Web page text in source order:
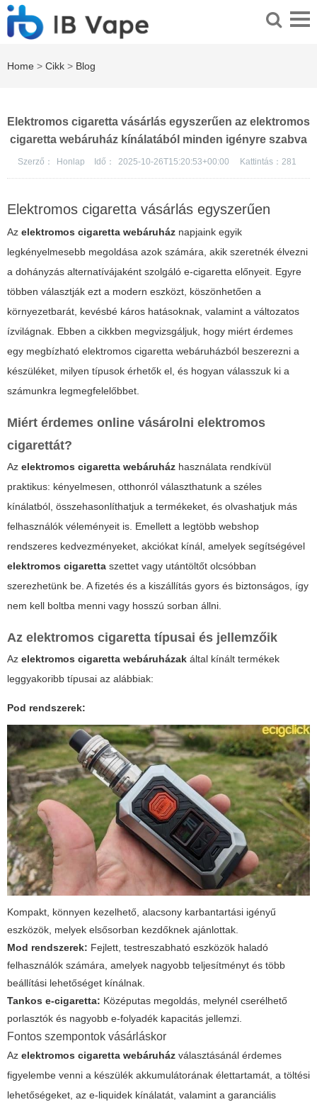
Home > Cikk > Blog
Elektromos cigaretta vásárlás egyszerűen az elektromos
cigaretta webáruház kínálatából minden igényre szabva
Szerző： Honlap Idő： 2025-10-26T15:20:53+00:00 Kattintás： 281
Elektromos cigaretta vásárlás egyszerűen
Az elektromos cigaretta webáruház napjaink egyik
legkényelmesebb megoldása azok számára, akik szeretnék élvezni
a dohányzás alternatívájaként szolgáló e-cigaretta előnyeit. Egyre
többen választják ezt a modern eszközt, köszönhetően a
környezetbarát, kevésbé káros hatásoknak, valamint a változatos
ízvilágnak. Ebben a cikkben megvizsgáljuk, hogy miért érdemes
egy megbízható elektromos cigaretta webáruházból beszerezni a
készüléket, milyen típusok érhetők el, és hogyan válasszuk ki a
számunkra legmegfelelőbbet.
Miért érdemes online vásárolni elektromos
cigarettát?
Az elektromos cigaretta webáruház használata rendkívül
praktikus: kényelmesen, otthonról választhatunk a széles
kínálatból, összehasonlíthatjuk a termékeket, és olvashatjuk más
felhasználók véleményeit is. Emellett a legtöbb webshop
rendszeres kedvezményeket, akciókat kínál, amelyek segítségével
elektromos cigaretta szettet vagy utántöltőt olcsóbban
szerezhetünk be. A fizetés és a kiszállítás gyors és biztonságos, így
nem kell boltba menni vagy hosszú sorban állni.
Az elektromos cigaretta típusai és jellemzőik
Az elektromos cigaretta webáruházak által kínált termékek
leggyakoribb típusai az alábbiak:
Pod rendszerek:
Kompakt, könnyen kezelhető, alacsony karbantartási igényű
eszközök, melyek elsősorban kezdőknek ajánlottak.
Mod rendszerek: Fejlett, testreszabható eszközök haladó
felhasználók számára, amelyek nagyobb teljesítményt és több
beállítási lehetőséget kínálnak.
Tankos e-cigaretta: Középutas megoldás, melynél cserélhető
porlasztók és nagyobb e-folyadék kapacitás jellemzi.
Fontos szempontok vásárláskor
Az elektromos cigaretta webáruház választásánál érdemes
figyelembe venni a készülék akkumulátorának élettartamát, a töltési
lehetőségeket, az e-liquidek kínálatát, valamint a garanciális